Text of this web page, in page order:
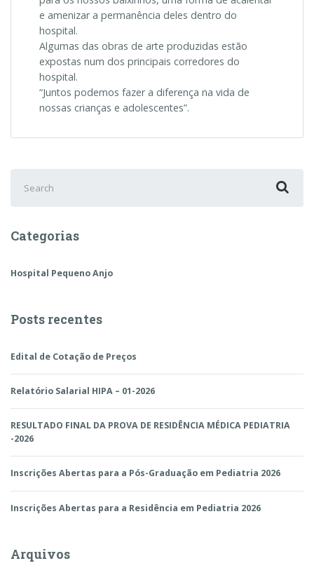
e amenizar a permanência deles dentro do
hospital.
Algumas das obras de arte produzidas estão
expostas num dos principais corredores do
hospital.
“Juntos podemos fazer a diferença na vida de
nossas crianças e adolescentes”.
for:
Categorias
Hospital Pequeno Anjo
Posts recentes
Edital de Cotação de Preços
Relatório Salarial HIPA – 01-2026
RESULTADO FINAL DA PROVA DE RESIDÊNCIA MÉDICA PEDIATRIA
-2026
Inscrições Abertas para a Pós-Graduação em Pediatria 2026
Inscrições Abertas para a Residência em Pediatria 2026
Arquivos